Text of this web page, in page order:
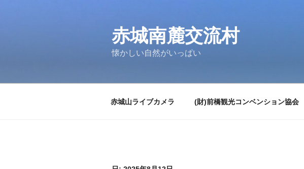
赤城南麓交流村
懐かしい自然がいっぱい
赤城山ライブカメラ (財)前橋観光コンベンション協会